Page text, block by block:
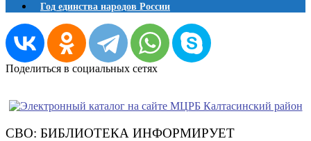
Год единства народов России
Поделиться в социальных сетях
СВО: БИБЛИОТЕКА ИНФОРМИРУЕТ